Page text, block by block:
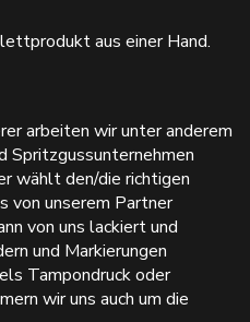
aus einer Hand.
arbeiten wir unter anderem
Spritzgussunternehmen
wählt den/die richtigen
von unserem Partner
von uns lackiert und
und Markierungen
Tampondruck oder
wir uns auch um die